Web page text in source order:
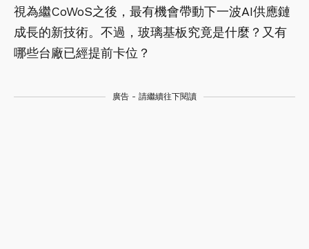
視為繼CoWoS之後，最有機會帶動下一波AI供應鏈
成長的新技術。不過，玻璃基板究竟是什麼？又有
哪些台廠已經提前卡位？
廣告 - 請繼續往下閱讀